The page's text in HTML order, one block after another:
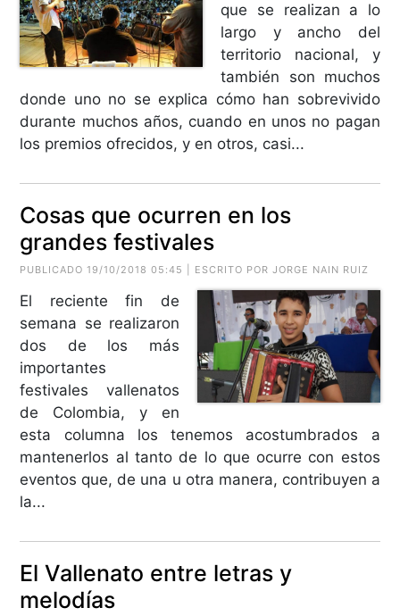
que se realizan a lo
largo y ancho del
territorio nacional, y
también son muchos
donde uno no se explica cómo han sobrevivido
durante muchos años, cuando en unos no pagan
los premios ofrecidos, y en otros, casi...
Cosas que ocurren en los
grandes festivales
PUBLICADO 19/10/2018 05:45 | ESCRITO POR JORGE NAIN RUIZ
El reciente fin de
semana se realizaron
dos de los más
importantes
festivales vallenatos
de Colombia, y en
esta columna los tenemos acostumbrados a
mantenerlos al tanto de lo que ocurre con estos
eventos que, de una u otra manera, contribuyen a
la...
El Vallenato entre letras y
melodías